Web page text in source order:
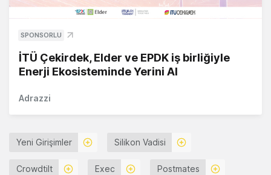
SPONSORLU
İTÜ Çekirdek, Elder ve EPDK iş birliğiyle
Enerji Ekosisteminde Yerini Al
Adrazzi
Yeni Girişimler Silikon Vadisi
Crowdtilt Exec Postmates